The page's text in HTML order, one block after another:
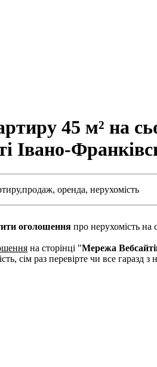
45 м² на
Івано-
продаж, оренда, нерухомість
оголошення про нерухомість на
на сторінці "Мережа
сім раз перевірте чи все